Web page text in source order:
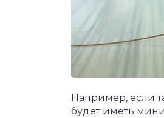
Например, если
будет иметь